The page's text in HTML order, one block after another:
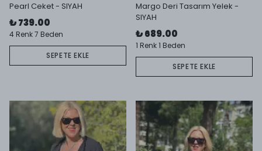
Pearl Ceket - SIYAH
₺ 739.00
4 Renk 7 Beden
SEPETE EKLE
Margo Deri Tasarım Yelek -
SIYAH
₺ 689.00
1 Renk 1 Beden
SEPETE EKLE